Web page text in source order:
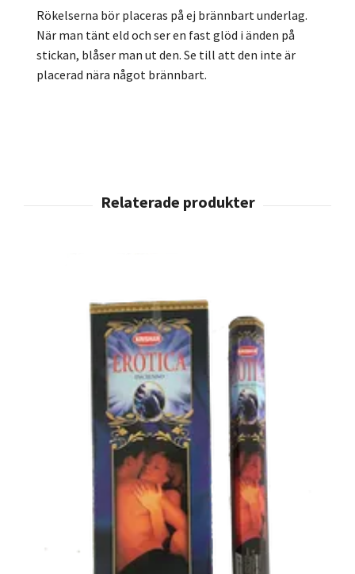
Rökelserna bör placeras på ej brännbart underlag.
När man tänt eld och ser en fast glöd i änden på
stickan, blåser man ut den. Se till att den inte är
placerad nära något brännbart.